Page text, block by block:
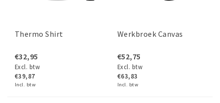
Thermo Shirt
€32,95
Excl. btw
€39,87
Incl. btw
Werkbroek Canvas
€52,75
Excl. btw
€63,83
Incl. btw